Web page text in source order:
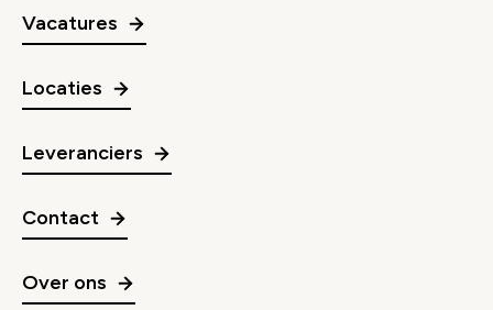
Vacatures
Locaties
Leveranciers
Contact
Over ons